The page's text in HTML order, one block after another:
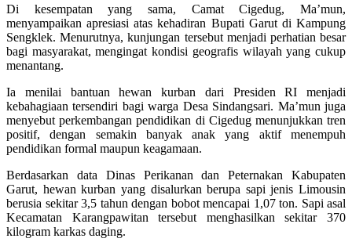
Di kesempatan yang sama, Camat Cigedug, Ma’mun,
menyampaikan apresiasi atas kehadiran Bupati Garut di Kampung
Sengklek. Menurutnya, kunjungan tersebut menjadi perhatian besar
bagi masyarakat, mengingat kondisi geografis wilayah yang cukup
menantang.
Ia menilai bantuan hewan kurban dari Presiden RI menjadi
kebahagiaan tersendiri bagi warga Desa Sindangsari. Ma’mun juga
menyebut perkembangan pendidikan di Cigedug menunjukkan tren
positif, dengan semakin banyak anak yang aktif menempuh
pendidikan formal maupun keagamaan.
Berdasarkan data Dinas Perikanan dan Peternakan Kabupaten
Garut, hewan kurban yang disalurkan berupa sapi jenis Limousin
berusia sekitar 3,5 tahun dengan bobot mencapai 1,07 ton. Sapi asal
Kecamatan Karangpawitan tersebut menghasilkan sekitar 370
kilogram karkas daging.